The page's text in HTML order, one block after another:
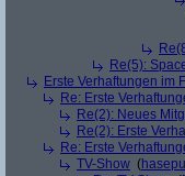
Re(5):
Erste Verhaftungen im
Re: Erste
Re(2): Neues
Re(2): Erste
Re: Erste
TV-Show (